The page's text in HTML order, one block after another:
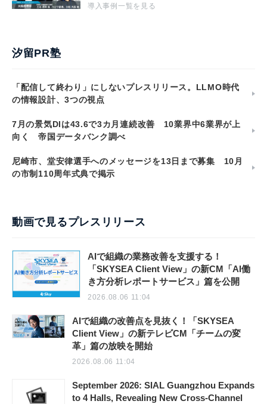
導入事例一覧を見る
汐留PR塾
「配信して終わり」にしないプレスリリース。LLMO時代
の情報設計、3つの視点
7月の景気DIは43.6で3カ月連続改善 10業界中6業界が上
向く 帝国データバンク調べ
尼崎市、堂安律選手へのメッセージを13日まで募集 10月
の市制110周年式典で掲示
動画で見るプレスリリース
AIで組織の業務改善を支援する！
「SKYSEA Client View」の新CM「AI働
き方分析レポートサービス」篇を公開
2026.08.06 11:04
AIで組織の改善点を見抜く！「SKYSEA
Client View」の新テレビCM「チームの変
革」篇の放映を開始
2026.08.06 11:04
September 2026: SIAL Guangzhou Expands
to 4 Halls, Revealing New Cross-Channel